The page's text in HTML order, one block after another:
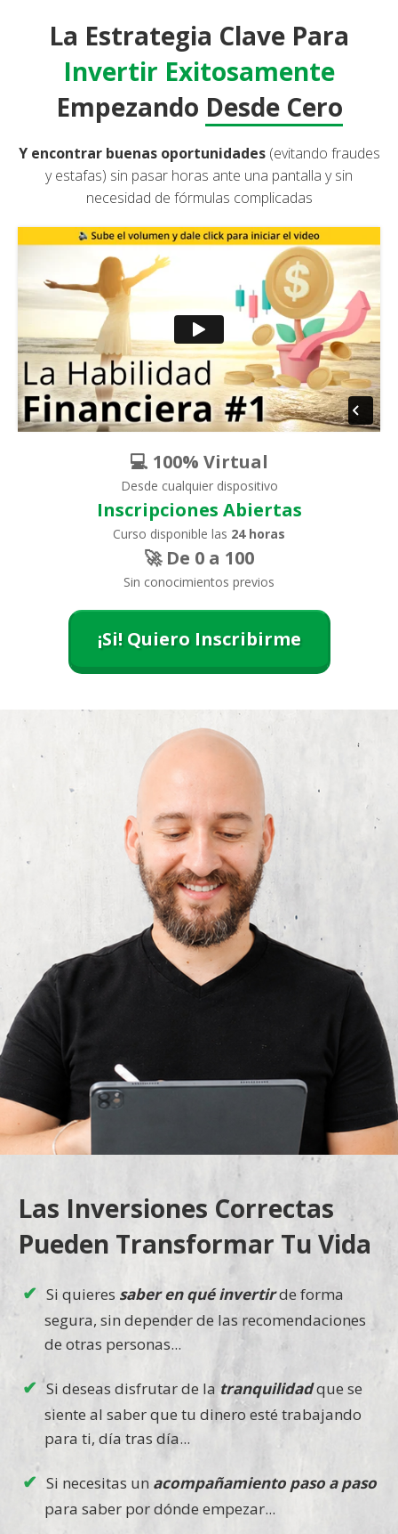
La Estrategia Clave Para
Invertir Exitosamente
Empezando Desde Cero
Y encontrar buenas oportunidades(evitando fraudes
y estafas) sin pasar horas ante una pantalla y sin
necesidad de fórmulas complicadas
💻 100% Virtual
Desde cualquier dispositivo
Inscripciones Abiertas
Curso disponible las 24 horas
🚀 De 0 a 100
Sin conocimientos previos
¡Si! Quiero Inscribirme
Las Inversiones Correctas
Pueden Transformar Tu Vida
Si quieres saber en qué invertirde forma
segura, sin depender de las recomendaciones
de otras personas...
Si deseas disfrutar de latranquilidadque se
siente al saber que tu dinero esté trabajando
para ti, día tras día...
Si necesitas un acompañamiento paso a paso
para saber por dónde empezar...